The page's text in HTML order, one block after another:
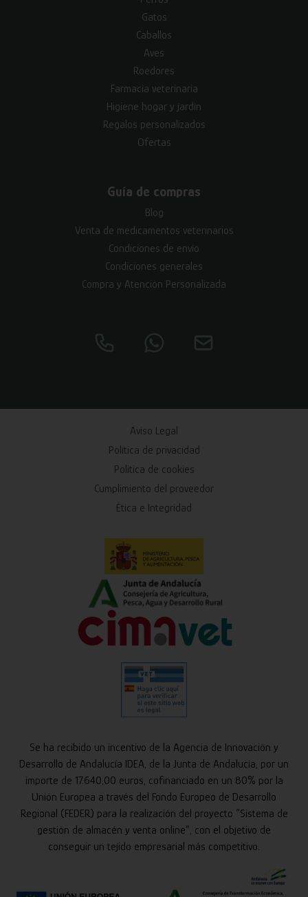
Gatos
Caballos
Aves
Roedores
Farmacia veterinaria
Higiene hogar y jardín
Regalos personalizados
Ofertas
Guía de compras
Blog
Venta de medicamentos veterinarios
Condiciones de envío
Condiciones generales
Compra y Atención Personalizada
Aviso Legal
Política de privacidad
Política de cookies
Cumplimiento del proveedor
Ética e Integridad
Se ha recibido un incentivo de la Agencia de Innovación y
Desarrollo de Andalucía IDEA, de la Junta de Andalucía, por un
importe de 17.640,00 euros, cofinanciado en un 80% por la
Unión Europea a través del Fondo Europeo de Desarrollo
Regional (FEDER) para la realización del proyecto “Sistema de
gestión de almacén y venta online”, con el objetivo de
conseguir un tejido empresarial más competitivo.